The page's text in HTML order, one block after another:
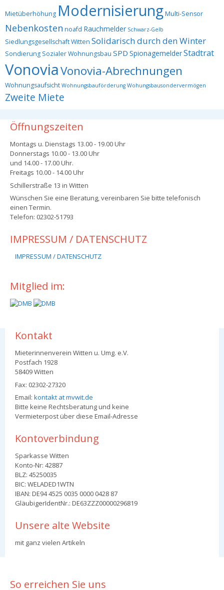
Mietüberhöhung ModernisierungMulti-Sensor
Nebenkosten noafd Rauchmelder Schwarz-Gelb
Siedlungsgesellschaft Witten Solidarisch durch den Winter
Sondierung Sozialer Wohnungsbau SPD SpionagemelderStadtrat
VonoviaVonovia-Abrechnungen
Wohnungsaufsicht Wohnungsbauförderung Wohungsbausondervermögen
Zweite Miete
Öffnungszeiten
Montags u. Dienstags 13.00 - 19.00 Uhr
Donnerstags 10.00 - 13.00 Uhr
und 14.00 - 17.00 Uhr.
Freitags 10.00 - 14.00 Uhr
Schillerstraße 13 in Witten
Wünschen Sie eine Beratung, vereinbaren Sie bitte telefonisch
einen Termin.
Telefon: 02302-51793
IMPRESSUM / DATENSCHUTZ
IMPRESSUM / DATENSCHUTZ
Mitglied im:
Kontakt
Mieterinnenverein Witten u. Umg. e.V.
Postfach 1928
58409 Witten
Fax: 02302-27320
Email: kontakt at mvwit.de
Bitte keine Rechtsberatung und keine
Vermieterpost über diese Email-Adresse
Kontoverbindung
Sparkasse Witten
Konto-Nr: 42887
BLZ: 45250035
BIC: WELADED1WTN
IBAN: DE94 4525 0035 0000 0428 87
GläubigerIdentNr.: DE63ZZZ00000296819
Unsere alte Website
mit ganz vielen Artikeln
So erreichen Sie uns